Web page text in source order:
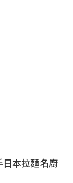
本拉麵名廚